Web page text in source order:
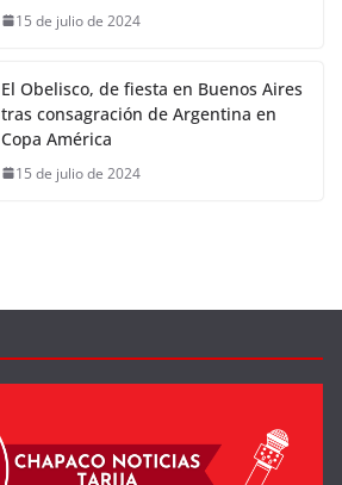
15 de julio de 2024
El Obelisco, de fiesta en Buenos Aires
tras consagración de Argentina en
Copa América
15 de julio de 2024